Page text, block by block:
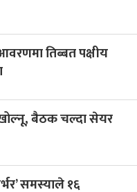
आवरणमा तिब्बत पक्षीय
बैठक चल्दा सेयर
समस्याले १६